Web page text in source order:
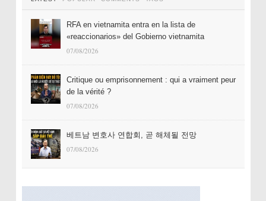
RFA en vietnamita entra en la lista de
«reaccionarios» del Gobierno vietnamita
07/08/2026
Critique ou emprisonnement : qui a vraiment peur
de la vérité ?
07/08/2026
베트남 변호사 연합회, 곧 해체될 전망
07/08/2026